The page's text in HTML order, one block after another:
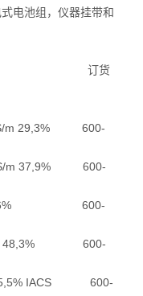
电池组，仪器挂带和
货
MS/m 29,3% 600-
MS/m 37,9% 600-
m 58,6% 600-
m 48,3% 600-
15,5% IACS 600-